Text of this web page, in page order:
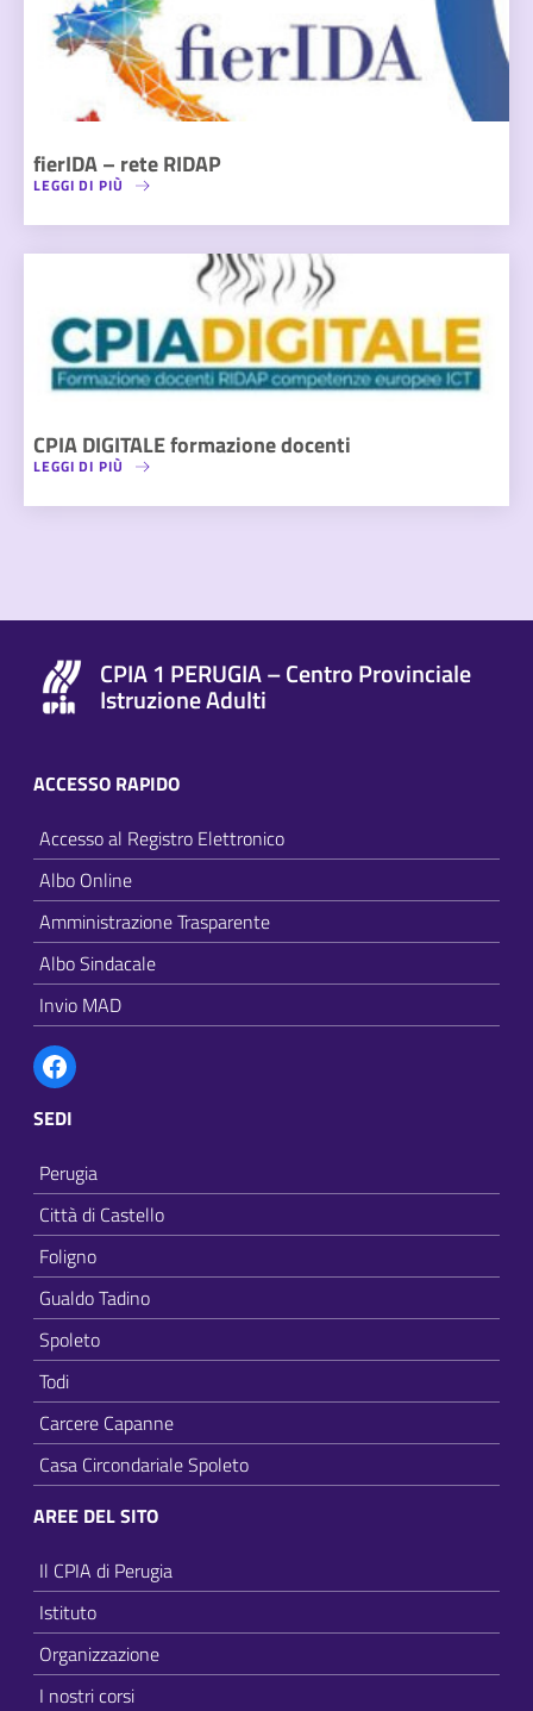
fierIDA – rete RIDAP
LEGGI DI PIÙ
CPIA DIGITALE formazione docenti
LEGGI DI PIÙ
CPIA 1 PERUGIA – Centro Provinciale
Istruzione Adulti
ACCESSO RAPIDO
Accesso al Registro Elettronico
Albo Online
Amministrazione Trasparente
Albo Sindacale
Invio MAD
Facebook
SEDI
Perugia
Città di Castello
Foligno
Gualdo Tadino
Spoleto
Todi
Carcere Capanne
Casa Circondariale Spoleto
AREE DEL SITO
Il CPIA di Perugia
Istituto
Organizzazione
I nostri corsi